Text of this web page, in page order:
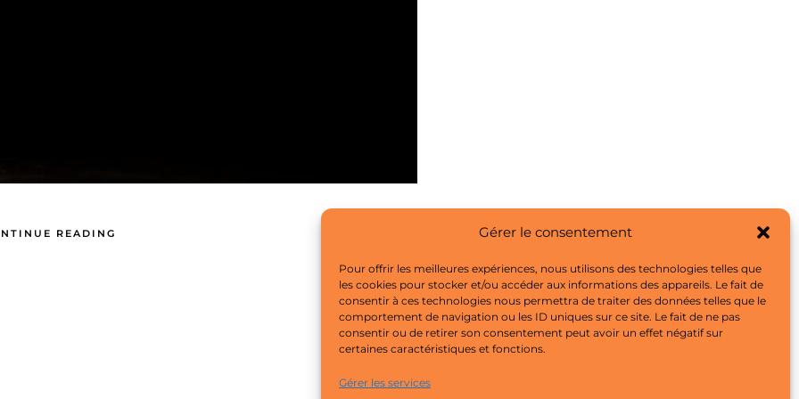
Gérer le consentement
Pour offrir les meilleures expériences, nous utilisons des technologies telles que
les cookies pour stocker et/ou accéder aux informations des appareils. Le fait de
consentir à ces technologies nous permettra de traiter des données telles que le
comportement de navigation ou les ID uniques sur ce site. Le fait de ne pas
consentir ou de retirer son consentement peut avoir un effet négatif sur
certaines caractéristiques et fonctions.
Gérer les services
READING